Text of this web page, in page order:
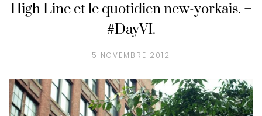
High Line et le quotidien new-yorkais. –
#DayVI.
5 NOVEMBRE 2012